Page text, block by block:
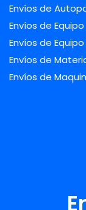
Envíos de
Envíos de
Envíos de
Envíos de
Envíos de